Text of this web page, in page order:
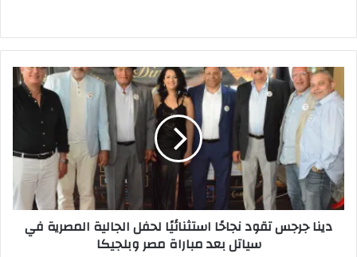
دينا
جرجس
تقود
استثنائيًا
لحفل
الجالية
المصرية
في
سياتل
دينا جرجس تقود نجاحًا استثنائيًا لحفل الجالية المصرية في
سياتل بعد مباراة مصر وبلجيكا